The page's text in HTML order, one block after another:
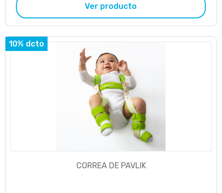
Ver producto
10% dcto
CORREA DE PAVLIK